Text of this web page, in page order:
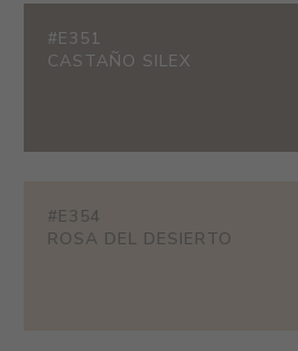
#E351
CASTAÑO SILEX
#E354
ROSA DEL DESIERTO